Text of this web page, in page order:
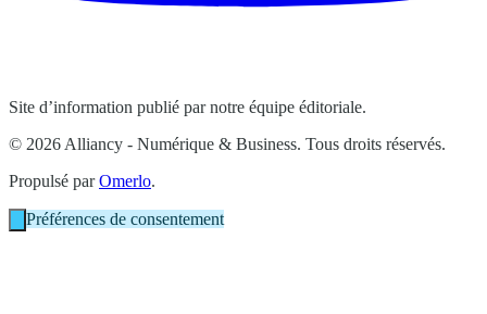
Site d’information publié par notre équipe éditoriale.
© 2026 Alliancy - Numérique & Business. Tous droits réservés.
Propulsé parOmerlo.
Préférences de consentement